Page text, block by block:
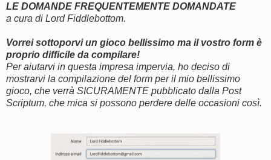
LE DOMANDE FREQUENTEMENTE DOMANDATE
a cura di Lord Fiddlebottom.
Vorrei sottoporvi un gioco bellissimo ma il vostro form è
proprio difficile da compilare!
Per aiutarvi in questa impresa impervia, ho deciso di
mostrarvi la compilazione del form per il mio bellissimo
gioco, che verrà SICURAMENTE pubblicato dalla Post
Scriptum, che mica si possono perdere delle occasioni così.